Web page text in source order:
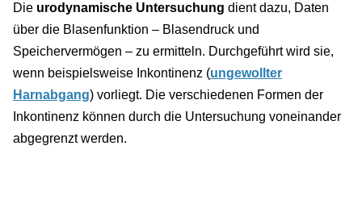
Die urodynamische Untersuchung dient dazu, Daten
über die Blasenfunktion – Blasendruck und
Speichervermögen – zu ermitteln. Durchgeführt wird sie,
wenn beispielsweise Inkontinenz (ungewollter
Harnabgang) vorliegt. Die verschiedenen Formen der
Inkontinenz können durch die Untersuchung voneinander
abgegrenzt werden.